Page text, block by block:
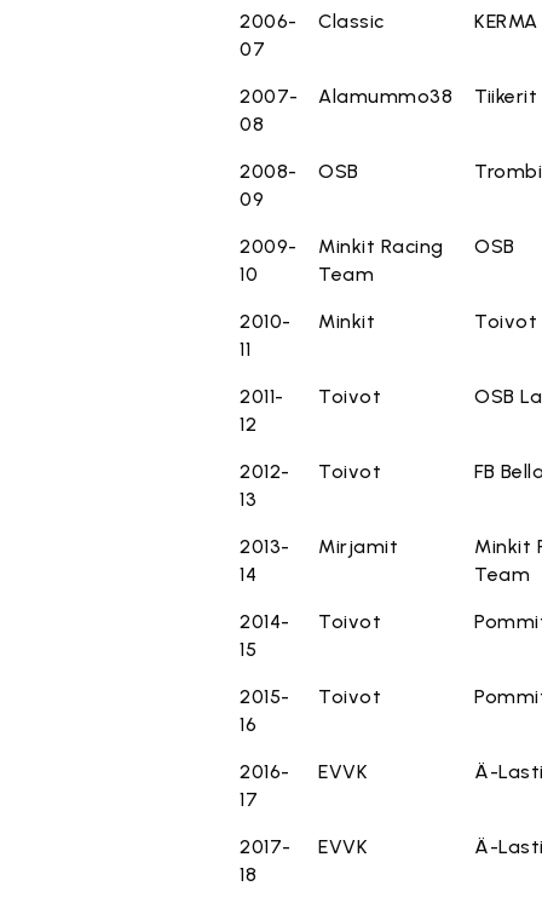
2006-
07
Classic KERMA
2007-
08
Alamummo38 Tiikerit
2008-
09
OSB Trombi
2009-
10
Minkit Racing
Team
OSB
2010-
11
Minkit Toivot
2011-
12
Toivot OSB
2012-
13
Toivot FB
2013-
14
Mirjamit
Minkit
Team
2014-
15
Toivot
2015-
16
Toivot
2016-
17
EVVK Ä-
2017-
18
EVVK Ä-